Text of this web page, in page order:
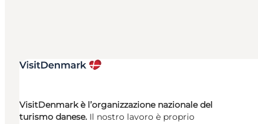
VisitDenmark è l’organizzazione nazionale del
turismo danese. Il nostro lavoro è proprio